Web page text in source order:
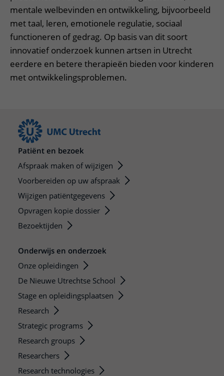
mentale welbevinden en ontwikkeling, bijvoorbeeld
met taal, leren, emotionele regulatie, sociaal
functioneren of gedrag. Op basis van dit soort
innovatief onderzoek kunnen artsen in Utrecht
eerdere en betere therapieën bieden voor kinderen
met ontwikkelingsproblemen.
Patiënt en bezoek
Afspraak maken of wijzigen
Voorbereiden op uw afspraak
Wijzigen patiëntgegevens
Opvragen kopie dossier
Bezoektijden
Onderwijs en onderzoek
Onze opleidingen
De Nieuwe Utrechtse School
Stage en opleidingsplaatsen
Research
Strategic programs
Research groups
Researchers
Research technologies